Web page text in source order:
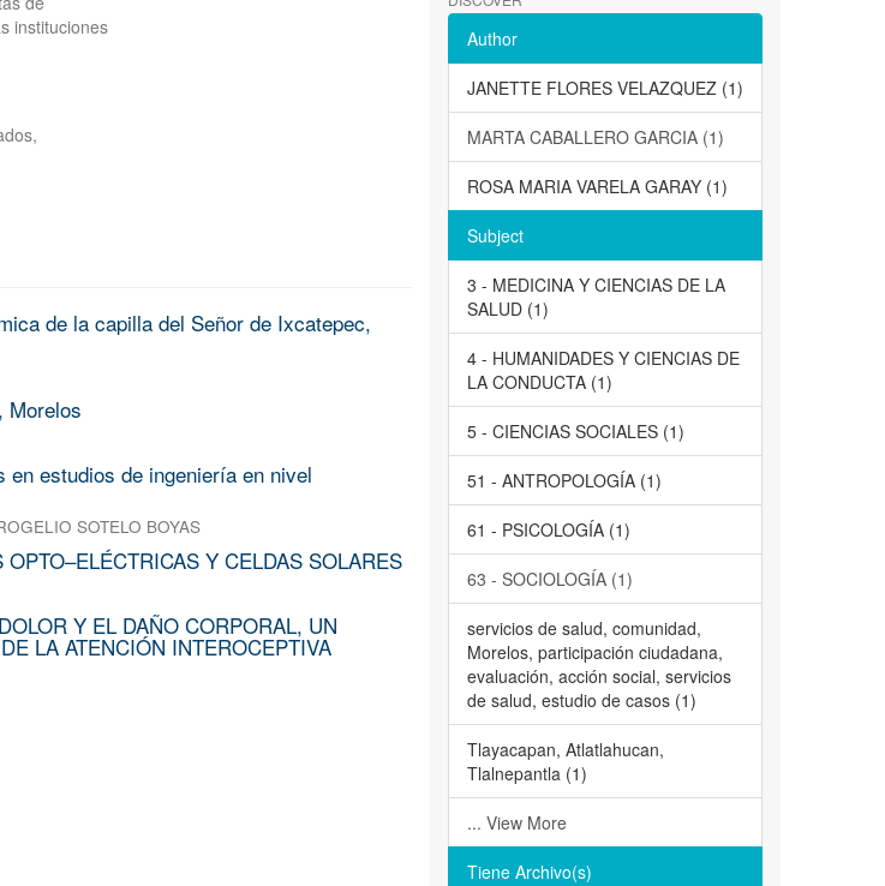
instituciones
de la capilla del Señor de Ixcatepec,
Morelos
estudios de ingeniería en nivel
SOTELO BOYAS
Y CELDAS SOLARES
Y EL DAÑO CORPORAL, UN
LA ATENCIÓN INTEROCEPTIVA
Author
JANETTE FLORES VELAZQUEZ (1)
MARTA CABALLERO GARCIA (1)
ROSA MARIA VARELA GARAY (1)
Subject
3 - MEDICINA Y CIENCIAS DE LA
SALUD (1)
4 - HUMANIDADES Y CIENCIAS DE
LA CONDUCTA (1)
5 - CIENCIAS SOCIALES (1)
51 - ANTROPOLOGÍA (1)
61 - PSICOLOGÍA (1)
63 - SOCIOLOGÍA (1)
servicios de salud, comunidad,
Morelos, participación ciudadana,
evaluación, acción social, servicios
de salud, estudio de casos (1)
Tlayacapan, Atlatlahucan,
Tlalnepantla (1)
... View More
Tiene Archivo(s)